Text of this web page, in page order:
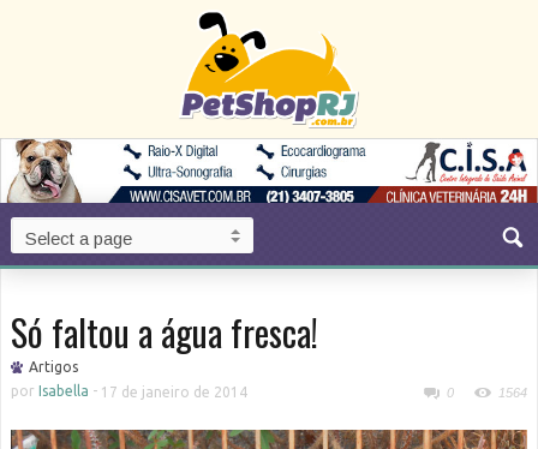
Só faltou a água fresca!
Artigos
por Isabella - 17 de janeiro de 2014 0 1564